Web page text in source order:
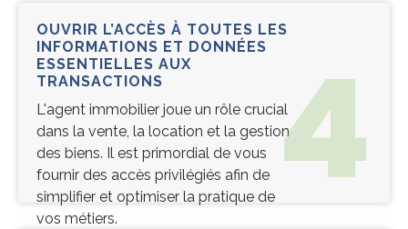
OUVRIR L’ACCÈS À TOUTES LES
INFORMATIONS ET DONNÉES
ESSENTIELLES AUX
TRANSACTIONS
L'agent immobilier joue un rôle crucial
dans la vente, la location et la gestion
des biens. Il est primordial de vous
fournir des accès privilégiés afin de
simplifier et optimiser la pratique de
vos métiers.
4